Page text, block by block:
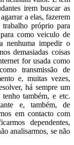
irem buscar as
a elas, fazerem
próprio para
como veiculo de
nenhuma impedir o
demasiadas coisas
for usada como
transmissão de
e, muitas vezes,
há sempre um
também, e etc.
e, também, de
em contacto com
dependentes,
analisarmos, se não